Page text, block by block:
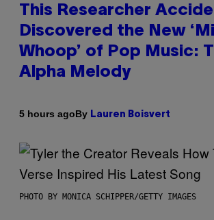
This Researcher
Discovered the New
Whoop’ of Pop Music:
Alpha Melody
5 hours agoBy Lauren Boisvert
PHOTO BY MONICA SCHIPPER/GETTY IMAGES